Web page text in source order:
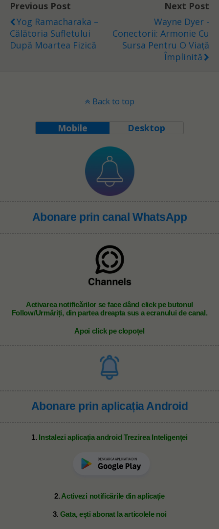
Previous Post
Yog Ramacharaka –
Călătoria Sufletului
După Moartea Fizică
Next Post
Wayne Dyer -
Conectorii: Armonie Cu
Sursa Pentru O Viață
Împlinită
Back to top
Mobile Desktop
Abonare prin canal WhatsApp
Activarea notificărilor se face dând click pe butonul
Follow/Urmăriți, din partea dreapta sus a ecranului de canal.
Apoi click pe clopoțel
Abonare prin aplicația Android
1. Instalezi aplicația android Trezirea Inteligenței
2. Activezi notificările din aplicație
3. Gata, ești abonat la articolele noi